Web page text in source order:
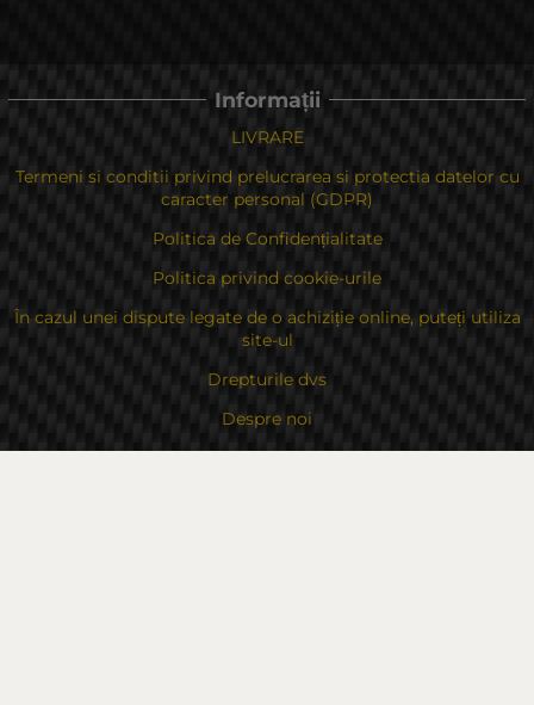
Informații
LIVRARE
Termeni si conditii privind prelucrarea si protectia datelor cu
caracter personal (GDPR)
Politica de Confidențialitate
Politica privind cookie-urile
În cazul unei dispute legate de o achiziție online, puteți utiliza
site-ul
Drepturile dvs
Despre noi
Contacte